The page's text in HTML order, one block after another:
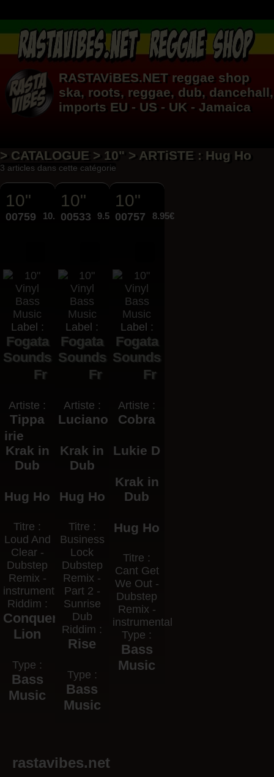
RASTAViBES.NET reggae shop
ska, roots, reggae, dub, dancehall,
imports EU - US - UK - Jamaica
> CATALOGUE > 10" > ARTiSTE : Hug Ho
3 articles dans cette catégorie
10"
00759 10.95€
Label :
Fogata
Sounds
Fr
Artiste :
Tippa
irie
Krak in
Dub
Hug Ho
Titre :
Loud And
Clear -
Dubstep
Remix -
instrumental
Riddim :
Conquering
Lion
Type :
Bass
Music
10"
00533 9.50€
Label :
Fogata
Sounds
Fr
Artiste :
Luciano
Krak in
Dub
Hug Ho
Titre :
Business
Lock
Dubstep
Remix -
Part 2 -
Sunrise
Dub
Riddim :
Rise
Type :
Bass
Music
10"
00757 8.95€
Label :
Fogata
Sounds
Fr
Artiste :
Cobra
Lukie D
Krak in
Dub
Hug Ho
Titre :
Cant Get
We Out -
Dubstep
Remix -
instrumental
Type :
Bass
Music
rastavibes.net